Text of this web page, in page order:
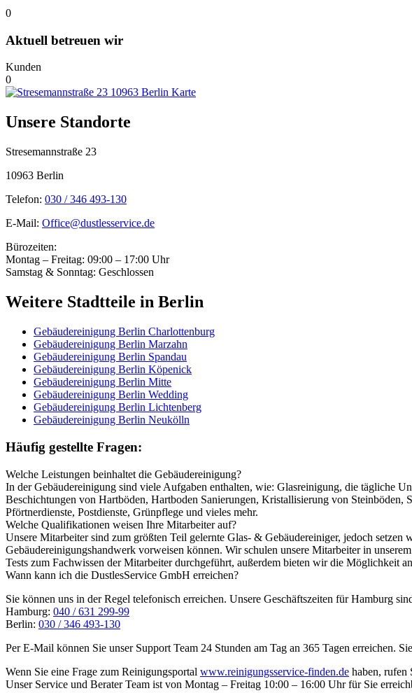
0
Aktuell betreuen wir
Kunden
0
Unsere Standorte
Stresemannstraße 23
10963 Berlin
Telefon: 030 / 346 493-130
E-Mail: Office@dustlesservice.de
Bürozeiten:
Montag – Freitag: 09:00 – 17:00 Uhr
Samstag & Sonntag: Geschlossen
Weitere Stadtteile in Berlin
Gebäudereinigung Berlin Charlottenburg
Gebäudereinigung Berlin Marzahn
Gebäudereinigung Berlin Spandau
Gebäudereinigung Berlin Köpenick
Gebäudereinigung Berlin Mitte
Gebäudereinigung Berlin Wedding
Gebäudereinigung Berlin Lichtenberg
Gebäudereinigung Berlin Neukölln
Häufig gestellte Fragen:
Welche Leistungen beinhaltet die Gebäudereinigung?
In der Gebäudereinigung sind viele Aufgaben enthalten, wie: Glasreinigung, die tägliche
Beschichtungen von Hartböden, Hartboden Sanierungen, Kristallisierung von
Pförtnerdienste, Postdienste, Grünpflege und vieles mehr.
Welche Qualifikationen weisen Ihre Mitarbeiter auf?
Unsere Mitarbeiter sind zum größten Teil gelernte Glas- & Gebäudereiniger, jedoch
Gebäudereinigungshandwerk vorweisen können. Wir schulen unsere Mitarbeiter in
Tests zum Fachwissen der Mitarbeiter durchgeführt, außerdem bieten wir die Möglichkeit
Wann kann ich die DustlesService GmbH erreichen?
Sie können uns in der Regel telefonisch erreichen. Unsere Geschäftszeiten für Hamburg
Hamburg: 040 / 631 299-99
Berlin: 030 / 346 493-130
Per E-Mail können Sie unser Support Team 24 Stunden am Tag an 365 Tagen erreichen.
Wenn Sie eine Frage zum Reinigungsportal www.reinigungsservice-finden.de haben, rufen
Unser Service und Berater Team ist von Montag – Freitag 10:00 – 16:00 Uhr für Sie